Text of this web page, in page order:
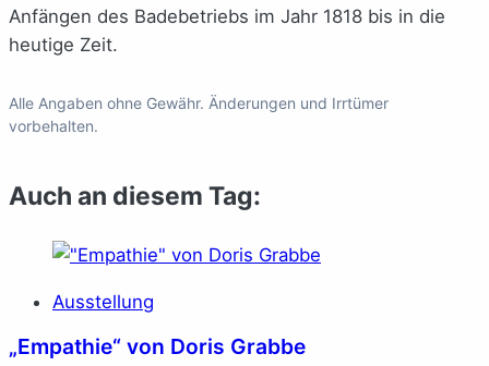
Anfängen des Badebetriebs im Jahr 1818 bis in die
heutige Zeit.
Alle Angaben ohne Gewähr. Änderungen und Irrtümer
vorbehalten.
Auch an diesem Tag:
Ausstellung
„Empathie“ von Doris Grabbe